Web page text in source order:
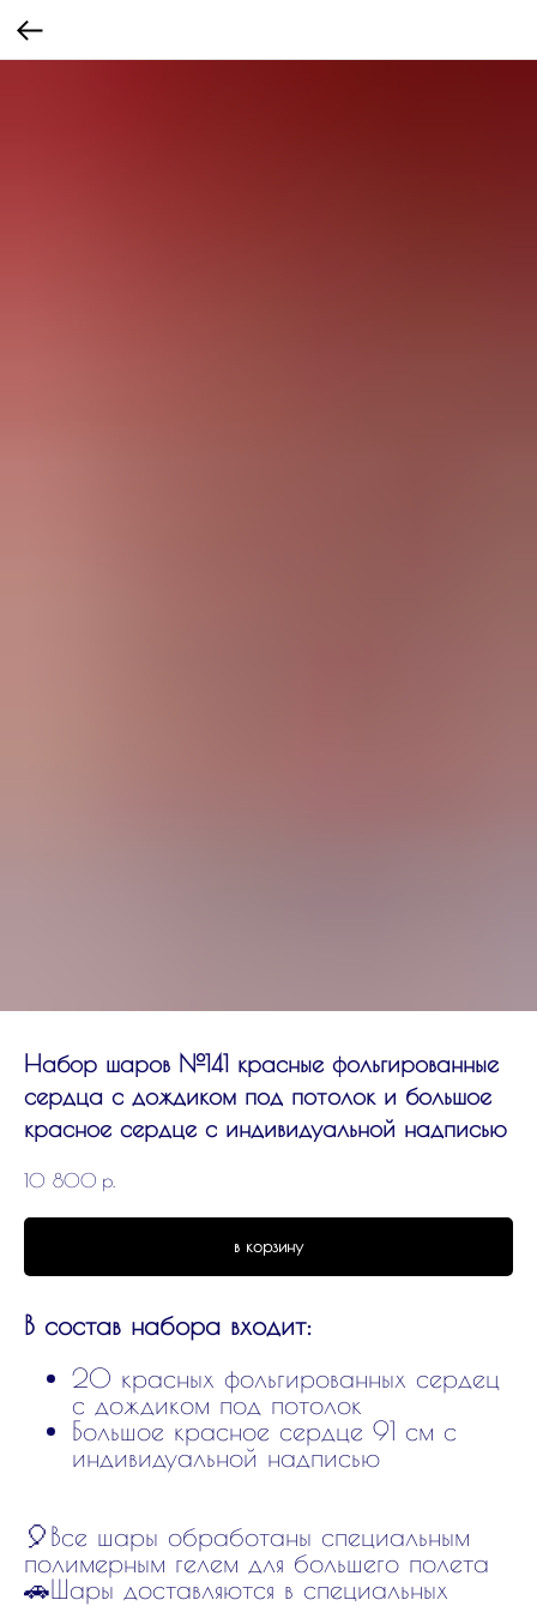
Набор шаров №141 красные фольгированные
сердца с дождиком под потолок и большое
красное сердце с индивидуальной надписью
10 800 р.
в корзину
В состав набора входит:
20 красных фольгированных сердец
с дождиком под потолок
Большое красное сердце 91 см с
индивидуальной надписью
🎈Все шары обработаны специальным
полимерным гелем для большего полета
🚗Шары доставляются в специальных